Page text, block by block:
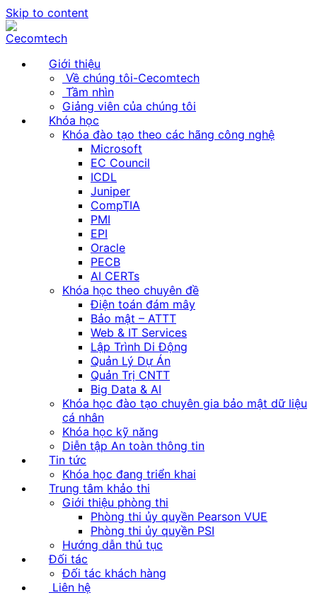
Skip to content
Giới thiệu
Về chúng tôi-Cecomtech
Tầm nhìn
Giảng viên của chúng tôi
Khóa học
Khóa đào tạo theo các hãng công nghệ
Microsoft
EC Council
ICDL
Juniper
CompTIA
PMI
EPI
Oracle
PECB
AI CERTs
Khóa học theo chuyên đề
Điện toán đám mây
Bảo mật – ATTT
Web & IT Services
Lập Trình Di Động
Quản Lý Dự Án
Quản Trị CNTT
Big Data & AI
Khóa học đào tạo chuyên gia bảo mật dữ liệu
cá nhân
Khóa học kỹ năng
Diễn tập An toàn thông tin
Tin tức
Khóa học đang triển khai
Trung tâm khảo thi
Giới thiệu phòng thi
Phòng thi ủy quyền Pearson VUE
Phòng thi ủy quyền PSI
Hướng dẫn thủ tục
Đối tác
Đối tác khách hàng
Liên hệ